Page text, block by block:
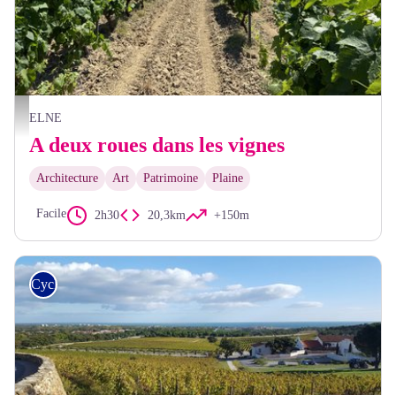
Les vignes - Elisa Rabou
ELNE
A deux roues dans les vignes
Architecture Art Patrimoine Plaine
Facile 2h30 20,3km +150m
Cyclo